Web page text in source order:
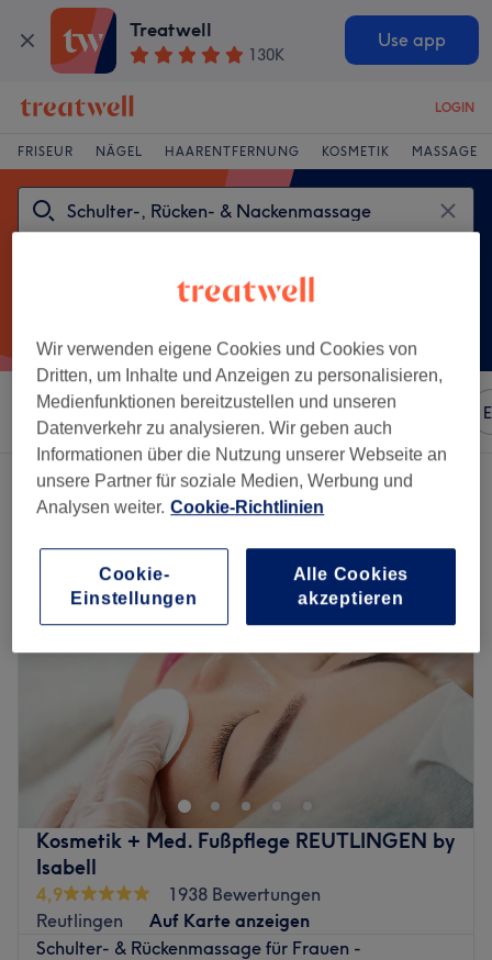
Treatwell
130K
Use app
LOGIN
FRISEUR NÄGEL HAARENTFERNUNG KOSMETIK MASSAGE
Sortieren nach Beliebiger Preis Marken
Ein Salon, der anbietet:
schulter-, rücken- & nackenmassage in Reutlingen
Kosmetik + Med. Fußpflege REUTLINGEN by
Isabell
4,9
1938 Bewertungen
Reutlingen
Auf Karte anzeigen
Schulter- & Rückenmassage für Frauen -
Wir verwenden eigene Cookies und Cookies von
Dritten, um Inhalte und Anzeigen zu personalisieren,
Medienfunktionen bereitzustellen und unseren
Datenverkehr zu analysieren. Wir geben auch
Informationen über die Nutzung unserer Webseite an
unsere Partner für soziale Medien, Werbung und
Analysen weiter. Cookie-Richtlinien
Cookie-
Einstellungen
Alle Cookies
akzeptieren